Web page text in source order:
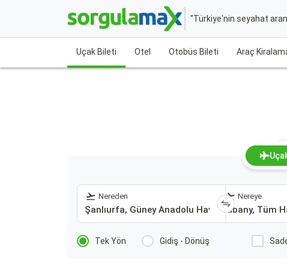
"Türkiye'nin seyahat
Uçak Bileti Otel Otobüs Bileti Araç
Nereden Nereye
Tek Yön Gidiş - Dönüş